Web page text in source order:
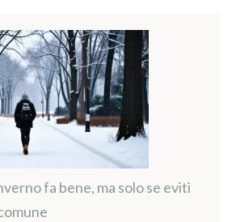
fa bene, ma solo se eviti